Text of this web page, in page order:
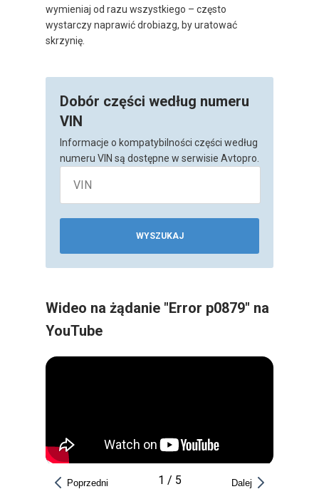
wymieniaj od razu wszystkiego – często
wystarczy naprawić drobiazg, by uratować
skrzynię.
Dobór części według numeru
VIN
Informacje o kompatybilności części według
numeru VIN są dostępne w serwisie Avtopro.
WYSZUKAJ
Wideo na żądanie "Error p0879" na
YouTube
Poprzedni 1 / 5 Dalej